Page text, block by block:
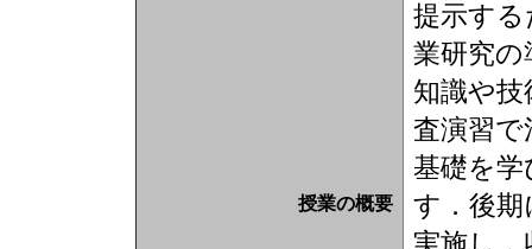
授業の概要
提示す
業研究
知識や
査演習
基礎を
す．後